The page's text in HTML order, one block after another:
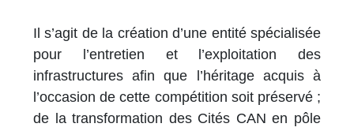
Il s’agit de la création d’une entité spécialisée
pour l’entretien et l’exploitation des
infrastructures afin que l’héritage acquis à
l’occasion de cette compétition soit préservé ;
de la transformation des Cités CAN en pôle